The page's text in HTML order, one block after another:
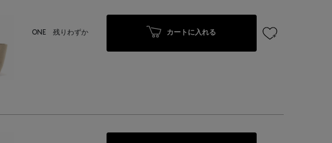
ONE 残りわずか カートに入れる